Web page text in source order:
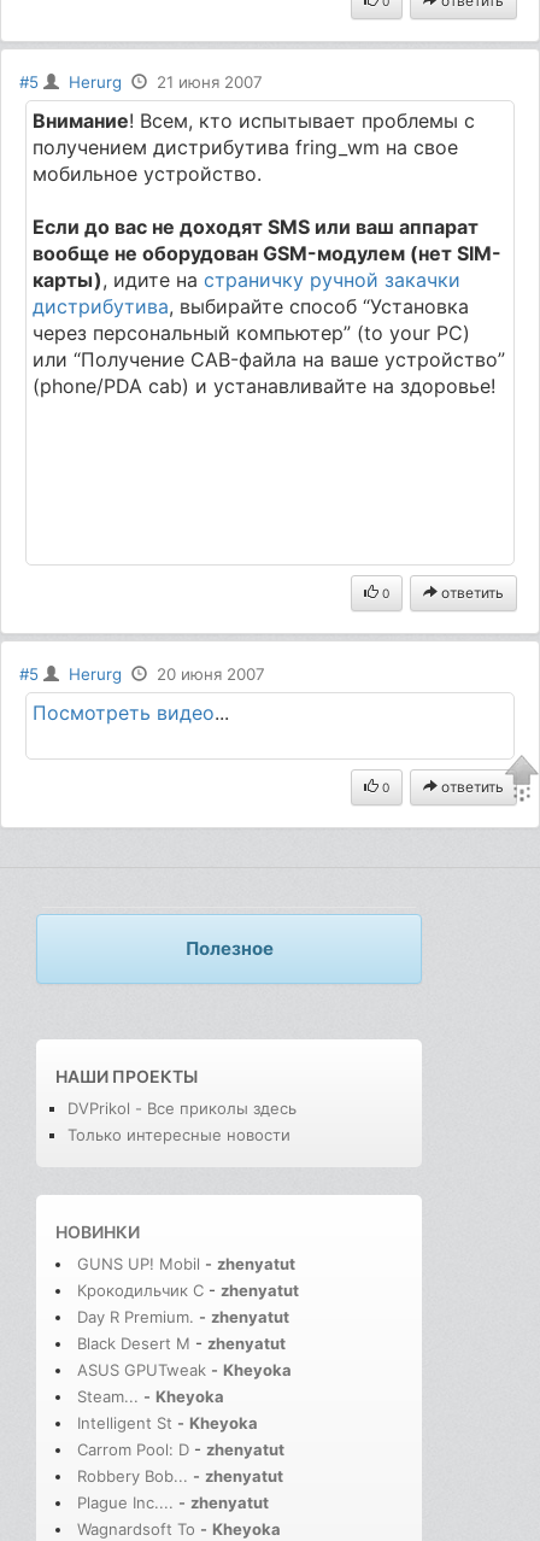
#5 Herurg 21 июня 2007
Внимание! Всем, кто испытывает проблемы с
получением дистрибутива fring_wm на свое
мобильное устройство.
Если до вас не доходят SMS или ваш аппарат
вообще не оборудован GSM-модулем (нет SIM-
карты), идите настраничку ручной закачки
дистрибутива, выбирайте способ “Установка
через персональный компьютер” (to your PC)
или “Получение CAB-файла на ваше устройство”
(phone/PDA cab) и устанавливайте на здоровье!
0 ответить
#5 Herurg 20 июня 2007
Посмотреть видео...
0 ответить
Полезное
НАШИ ПРОЕКТЫ
DVPrikol - Все приколы здесь
Только интересные новости
НОВИНКИ
GUNS UP! Mobil - zhenyatut
Крокодильчик С - zhenyatut
Day R Premium. - zhenyatut
Black Desert M - zhenyatut
ASUS GPUTweak - Kheyoka
Steam... - Kheyoka
Intelligent St - Kheyoka
Carrom Pool: D - zhenyatut
Robbery Bob... - zhenyatut
Plague Inc.... - zhenyatut
Wagnardsoft To - Kheyoka